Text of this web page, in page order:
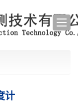
计